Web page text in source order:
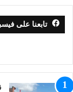
تابعنا على